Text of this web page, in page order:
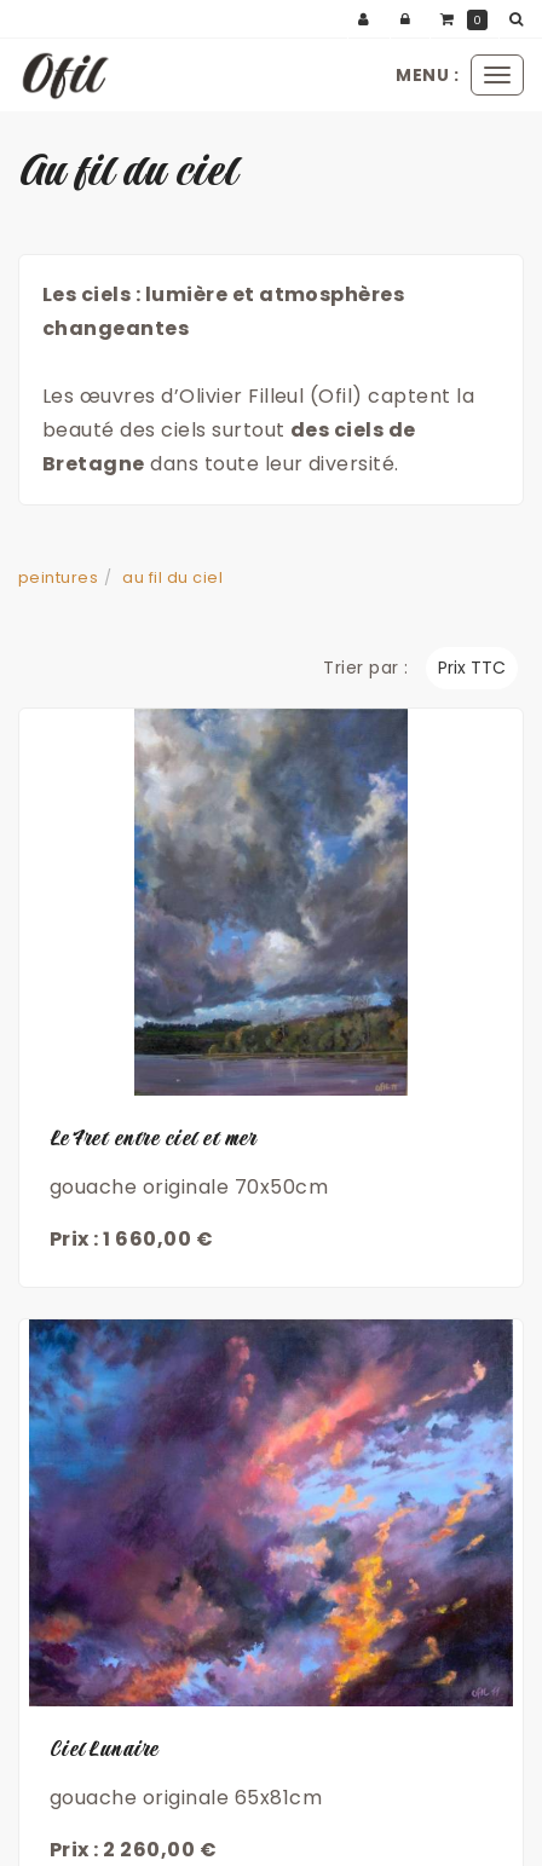
MENU :
Au fil du ciel
Les ciels : lumière et atmosphères
changeantes
Les œuvres d’Olivier Filleul (Ofil) captent la
beauté des ciels surtout des ciels de
Bretagne dans toute leur diversité.
peintures au fil du ciel
Trier par : Prix TTC
Le Fret entre ciel et mer
gouache originale 70x50cm
Prix : 1 660,00 €
Découvrir
Ciel Lunaire
gouache originale 65x81cm
Prix : 2 260,00 €
Découvrir
0